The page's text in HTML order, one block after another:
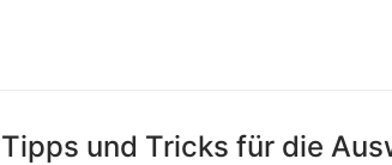
und Tricks für die